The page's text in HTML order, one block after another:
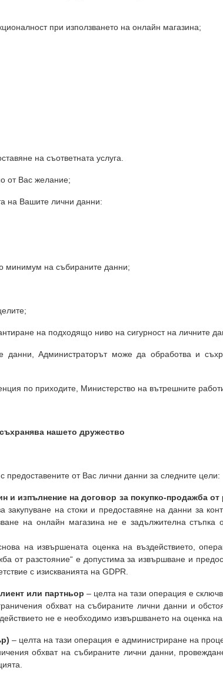
при използването на онлайн магазина;
на съответната услуга.
от Вас желание;
на Вашите лични данни:
минимум на събираните данни;
на подходящо ниво на сигурност на личните
данни, Администраторът може да обработва и
по приходите, Министерство на вътрешните
нашето дружество
предоставените от Вас лични данни за следните цели:
и изпълнение на договор за покупко-продажба от
на стоки и предоставяне на данни за
на онлайн магазина не е задължителна стъпка
на извършената оценка на въздействието,
от разстояние“ е допустима за извършване и
с изискванията на GDPR.
или партньор – целта на тази операция е
обхват на събираните лични данни и
не е необходимо извършването на оценка на
– целта на тази операция е администриране на
обхват на събираните лични данни,